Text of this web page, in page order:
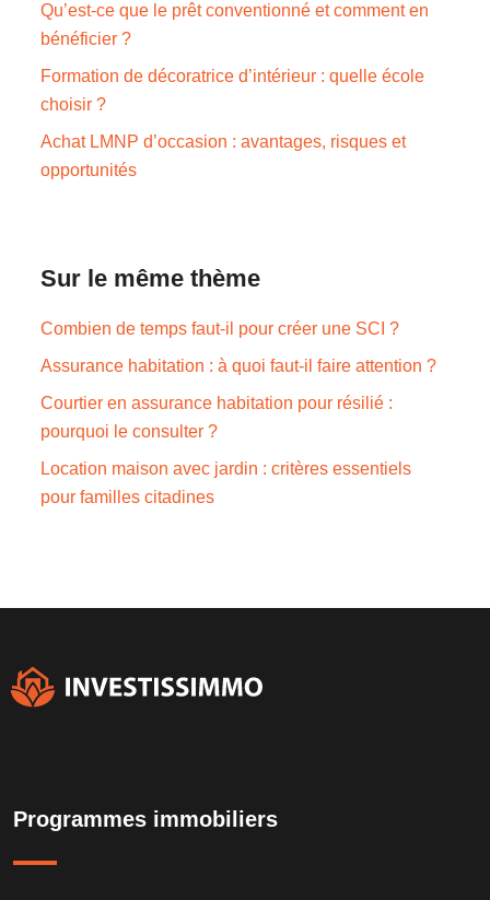
Qu’est-ce que le prêt conventionné et comment en
bénéficier ?
Formation de décoratrice d’intérieur : quelle école
choisir ?
Achat LMNP d’occasion : avantages, risques et
opportunités
Sur le même thème
Combien de temps faut-il pour créer une SCI ?
Assurance habitation : à quoi faut-il faire attention ?
Courtier en assurance habitation pour résilié :
pourquoi le consulter ?
Location maison avec jardin : critères essentiels
pour familles citadines
Programmes immobiliers